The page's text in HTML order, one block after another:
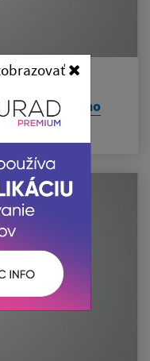
dní Obecného